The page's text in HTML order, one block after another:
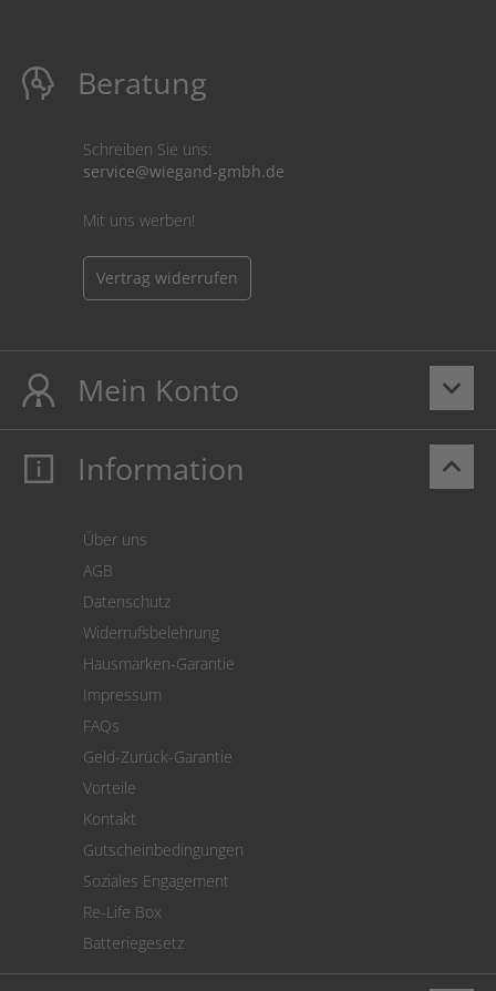
Beratung
Schreiben Sie uns:
service@wiegand-gmbh.de
Mit uns werben!
Vertrag widerrufen
keyboard_arrow_down
Mein Konto
Mein Konto
Cookie Einstellungen
keyboard_arrow_up
Information
Über uns
AGB
Datenschutz
Widerrufsbelehrung
Hausmarken-Garantie
Impressum
FAQs
Geld-Zurück-Garantie
Vorteile
Kontakt
Gutscheinbedingungen
Soziales Engagement
Re-Life Box
Batteriegesetz